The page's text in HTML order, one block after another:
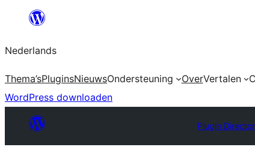
de
inhoud
Nederlands
Thema’sPluginsNieuwsOndersteuning OverVertalen
WordPress downloaden
Plugin